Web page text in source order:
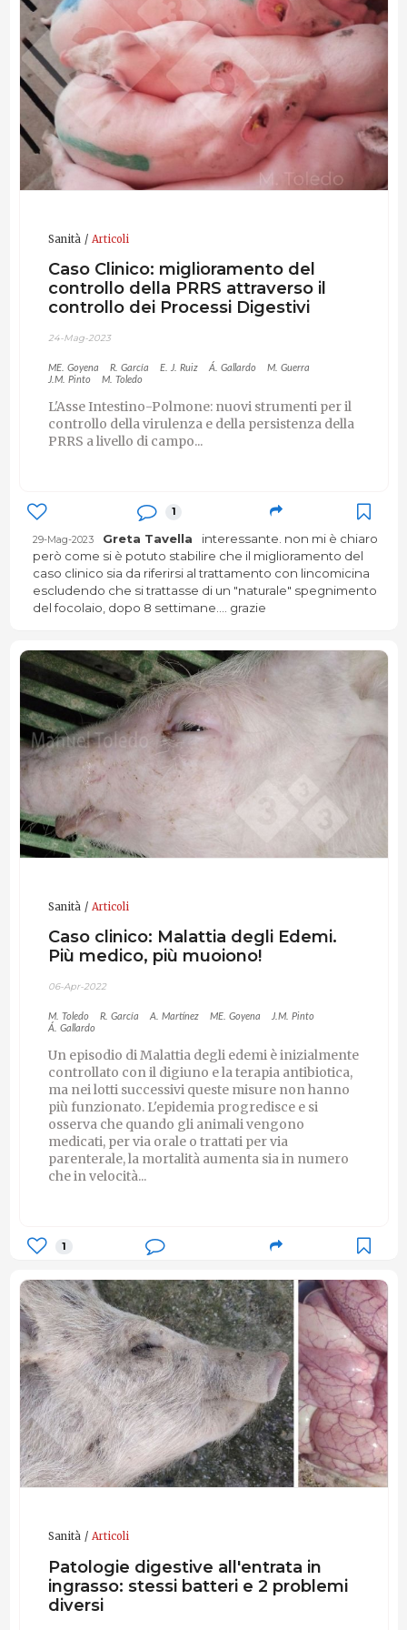
Sanità Articoli
Caso Clinico: miglioramento del
controllo della PRRS attraverso il
controllo dei Processi Digestivi
24-Mag-2023
ME. Goyena R. García E. J. Ruiz Á. Gallardo
M. Guerra
J.M. Pinto
M. Toledo
L'Asse Intestino-Polmone: nuovi strumenti per il
controllo della virulenza e della persistenza della
PRRS a livello di campo...
1
29-Mag-2023 Greta Tavella
interessante. non mi è chiaro
però come si è potuto stabilire che il miglioramento del
caso clinico sia da riferirsi al trattamento con lincomicina
escludendo che si trattasse di un "naturale" spegnimento
del focolaio, dopo 8 settimane.... grazie
Sanità Articoli
Caso clinico: Malattia degli Edemi.
Più medico, più muoiono!
06-Apr-2022
M. Toledo R. García A. Martínez ME. Goyena
J.M. Pinto
Á. Gallardo
Un episodio di Malattia degli edemi è inizialmente
controllato con il digiuno e la terapia antibiotica,
ma nei lotti successivi queste misure non hanno
più funzionato. L'epidemia progredisce e si
osserva che quando gli animali vengono
medicati, per via orale o trattati per via
parenterale, la mortalità aumenta sia in numero
che in velocità...
1
Sanità Articoli
Patologie digestive all'entrata in
ingrasso: stessi batteri e 2 problemi
diversi